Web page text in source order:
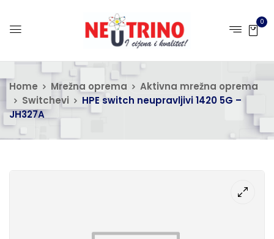
0
Home Mrežna oprema
Aktivna mrežna oprema
Switchevi
HPE switch neupravljivi 1420 5G –
JH327A